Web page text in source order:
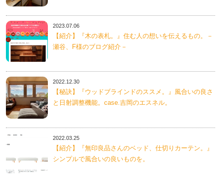
2023.07.06
【紹介】『木の表札。』住む人の想いを伝えるもの。－
瀬谷、F様のブログ紹介－
2022.12.30
【秘訣】『ウッドブラインドのススメ。』風合いの良さ
と日射調整機能。case.吉岡のエスネル。
2022.03.25
【紹介】『無印良品さんのベッド、仕切りカーテン。』
シンプルで風合いの良いものを。